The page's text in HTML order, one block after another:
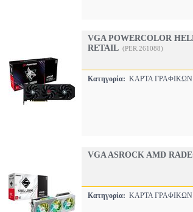
VGA POWERCOLOR
RETAIL (PER.261088)
Κατηγορία: ΚΑΡΤΑ
VGA ASROCK AMD
Κατηγορία: ΚΑΡΤΑ